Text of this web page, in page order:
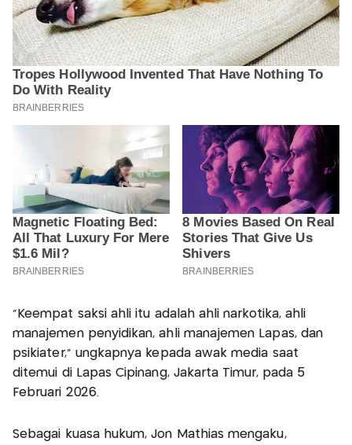
“Keempat saksi ahli itu adalah ahli narkotika, ahli
manajemen penyidikan, ahli manajemen Lapas, dan
psikiater,” ungkapnya kepada awak media saat
ditemui di Lapas Cipinang, Jakarta Timur, pada 5
Februari 2026.
Sebagai kuasa hukum, Jon Mathias mengaku,